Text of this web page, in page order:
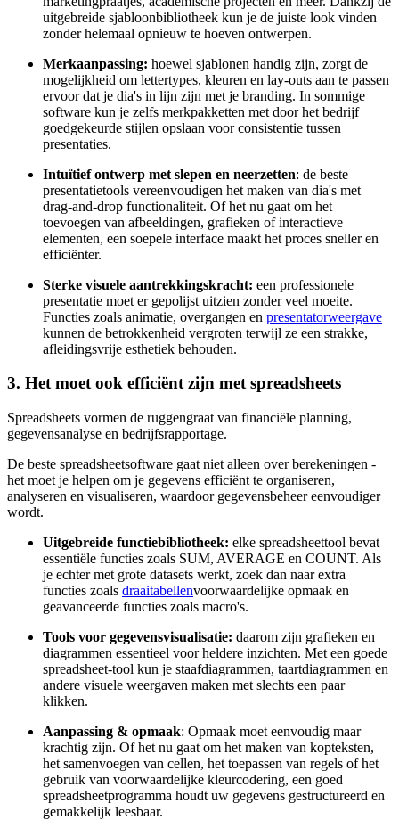
uitgebreide sjabloonbibliotheek kun je de juiste look vinden
zonder helemaal opnieuw te hoeven ontwerpen.
Merkaanpassing: hoewel sjablonen handig zijn, zorgt de
mogelijkheid om lettertypes, kleuren en lay-outs aan te passen
ervoor dat je dia's in lijn zijn met je branding. In sommige
software kun je zelfs merkpakketten met door het bedrijf
goedgekeurde stijlen opslaan voor consistentie tussen
presentaties.
Intuïtief ontwerp met slepen en neerzetten: de beste
presentatietools vereenvoudigen het maken van dia's met
drag-and-drop functionaliteit. Of het nu gaat om het
toevoegen van afbeeldingen, grafieken of interactieve
elementen, een soepele interface maakt het proces sneller en
efficiënter.
Sterke visuele aantrekkingskracht: een professionele
presentatie moet er gepolijst uitzien zonder veel moeite.
Functies zoals animatie, overgangen en presentatorweergave
kunnen de betrokkenheid vergroten terwijl ze een strakke,
afleidingsvrije esthetiek behouden.
3. Het moet ook efficiënt zijn met spreadsheets
Spreadsheets vormen de ruggengraat van financiële planning,
gegevensanalyse en bedrijfsrapportage.
De beste spreadsheetsoftware gaat niet alleen over berekeningen -
het moet je helpen om je gegevens efficiënt te organiseren,
analyseren en visualiseren, waardoor gegevensbeheer eenvoudiger
wordt.
Uitgebreide functiebibliotheek: elke spreadsheettool bevat
essentiële functies zoals SUM, AVERAGE en COUNT. Als
je echter met grote datasets werkt, zoek dan naar extra
functies zoals draaitabellenvoorwaardelijke opmaak en
geavanceerde functies zoals macro's.
Tools voor gegevensvisualisatie: daarom zijn grafieken en
diagrammen essentieel voor heldere inzichten. Met een goede
spreadsheet-tool kun je staafdiagrammen, taartdiagrammen en
andere visuele weergaven maken met slechts een paar
klikken.
Aanpassing & opmaak: Opmaak moet eenvoudig maar
krachtig zijn. Of het nu gaat om het maken van kopteksten,
het samenvoegen van cellen, het toepassen van regels of het
gebruik van voorwaardelijke kleurcodering, een goed
spreadsheetprogramma houdt uw gegevens gestructureerd en
gemakkelijk leesbaar.